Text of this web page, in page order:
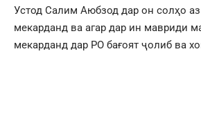
Устод Салим Аюбзод дар он солҳо
мекарданд ва агар дар ин мавриди
мекарданд дар РО бағоят ҷолиб ва